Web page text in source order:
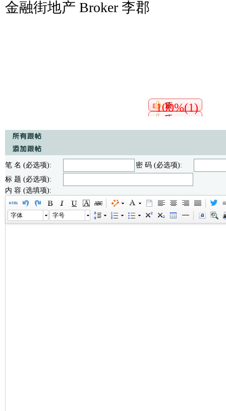
金融街地产 Broker 李郡
100%(1)
笔 名 (必选项):
密 码 (必选项):
标 题 (必选项):
内 容 (选填项):
字体 字号